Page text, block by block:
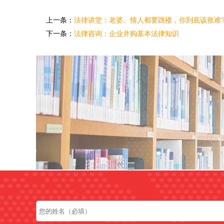
上一条： 法律讲堂：老婆、情人都要跳楼，你到底该救谁
下一条： 法律咨询：企业并购基本法律知识